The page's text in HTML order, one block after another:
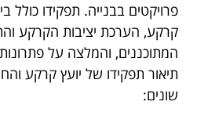
פרויקטים בבנייה. תפקידו כולל
קרקע, הערכת יציבות הקרקע
המתוכננים, והמלצה על
תיאור תפקידו של יועץ קרקע
שונים: